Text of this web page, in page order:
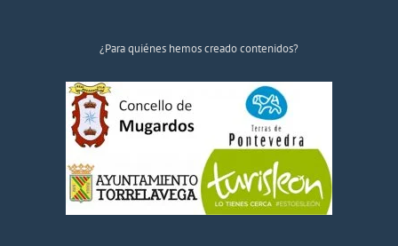
¿Para quiénes hemos creado contenidos?